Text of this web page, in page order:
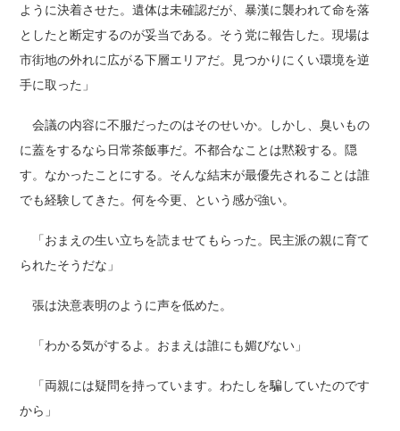
ように決着させた。遺体は未確認だが、暴漢に襲われて命を落
としたと断定するのが妥当である。そう党に報告した。現場は
市街地の外れに広がる下層エリアだ。見つかりにくい環境を逆
手に取った」
会議の内容に不服だったのはそのせいか。しかし、臭いもの
に蓋をするなら日常茶飯事だ。不都合なことは黙殺する。隠
す。なかったことにする。そんな結末が最優先されることは誰
でも経験してきた。何を今更、という感が強い。
「おまえの生い立ちを読ませてもらった。民主派の親に育て
られたそうだな」
張は決意表明のように声を低めた。
「わかる気がするよ。おまえは誰にも媚びない」
「両親には疑問を持っています。わたしを騙していたのです
から」